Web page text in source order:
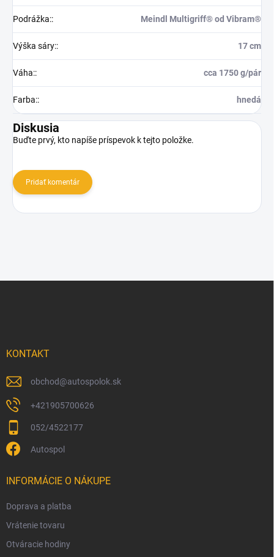
Podrážka:: Meindl Multigriff® od Vibram®
Výška sáry:: 17 cm
Váha:: cca 1750 g/pár
Farba:: hnedá
Diskusia
Buďte prvý, kto napíše príspevok k tejto položke.
Pridať komentár
KONTAKT
obchod@autospolok.sk
+421905700626
052/4522177
Autospol
INFORMÁCIE O NÁKUPE
Doprava a platba
Vrátenie tovaru
Otváracie hodiny